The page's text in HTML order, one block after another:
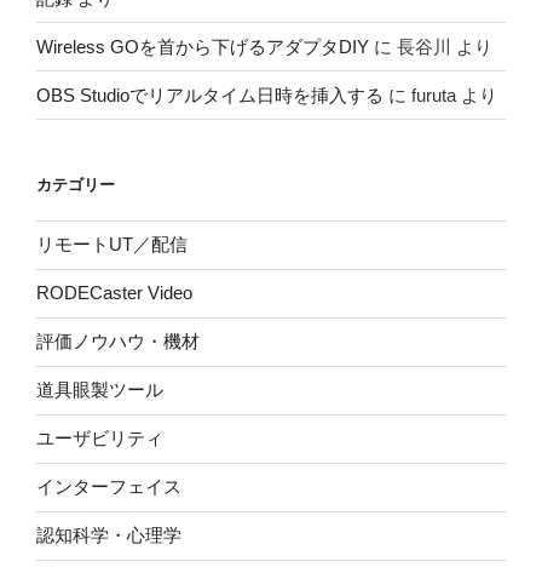
Wireless GOを首から下げるアダプタDIY に 長谷川 より
OBS Studioでリアルタイム日時を挿入する に furuta より
カテゴリー
リモートUT／配信
RODECaster Video
評価ノウハウ・機材
道具眼製ツール
ユーザビリティ
インターフェイス
認知科学・心理学